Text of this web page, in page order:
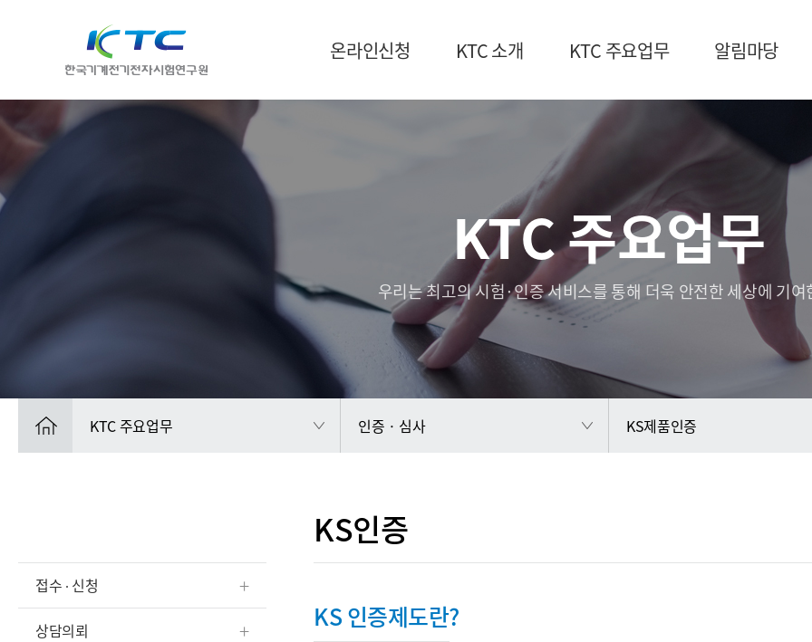
온라인신청 KTC 소개 KTC 주요업무 알림마당
KTC 주요업무
우리는 최고의 시험·인증 서비스를 통해 더욱 안전한 세상에 기여
KTC 주요업무 인증 · 심사 KS제품인증
접수 ∙ 신청
상담의뢰
KS인증
KS 인증제도란?